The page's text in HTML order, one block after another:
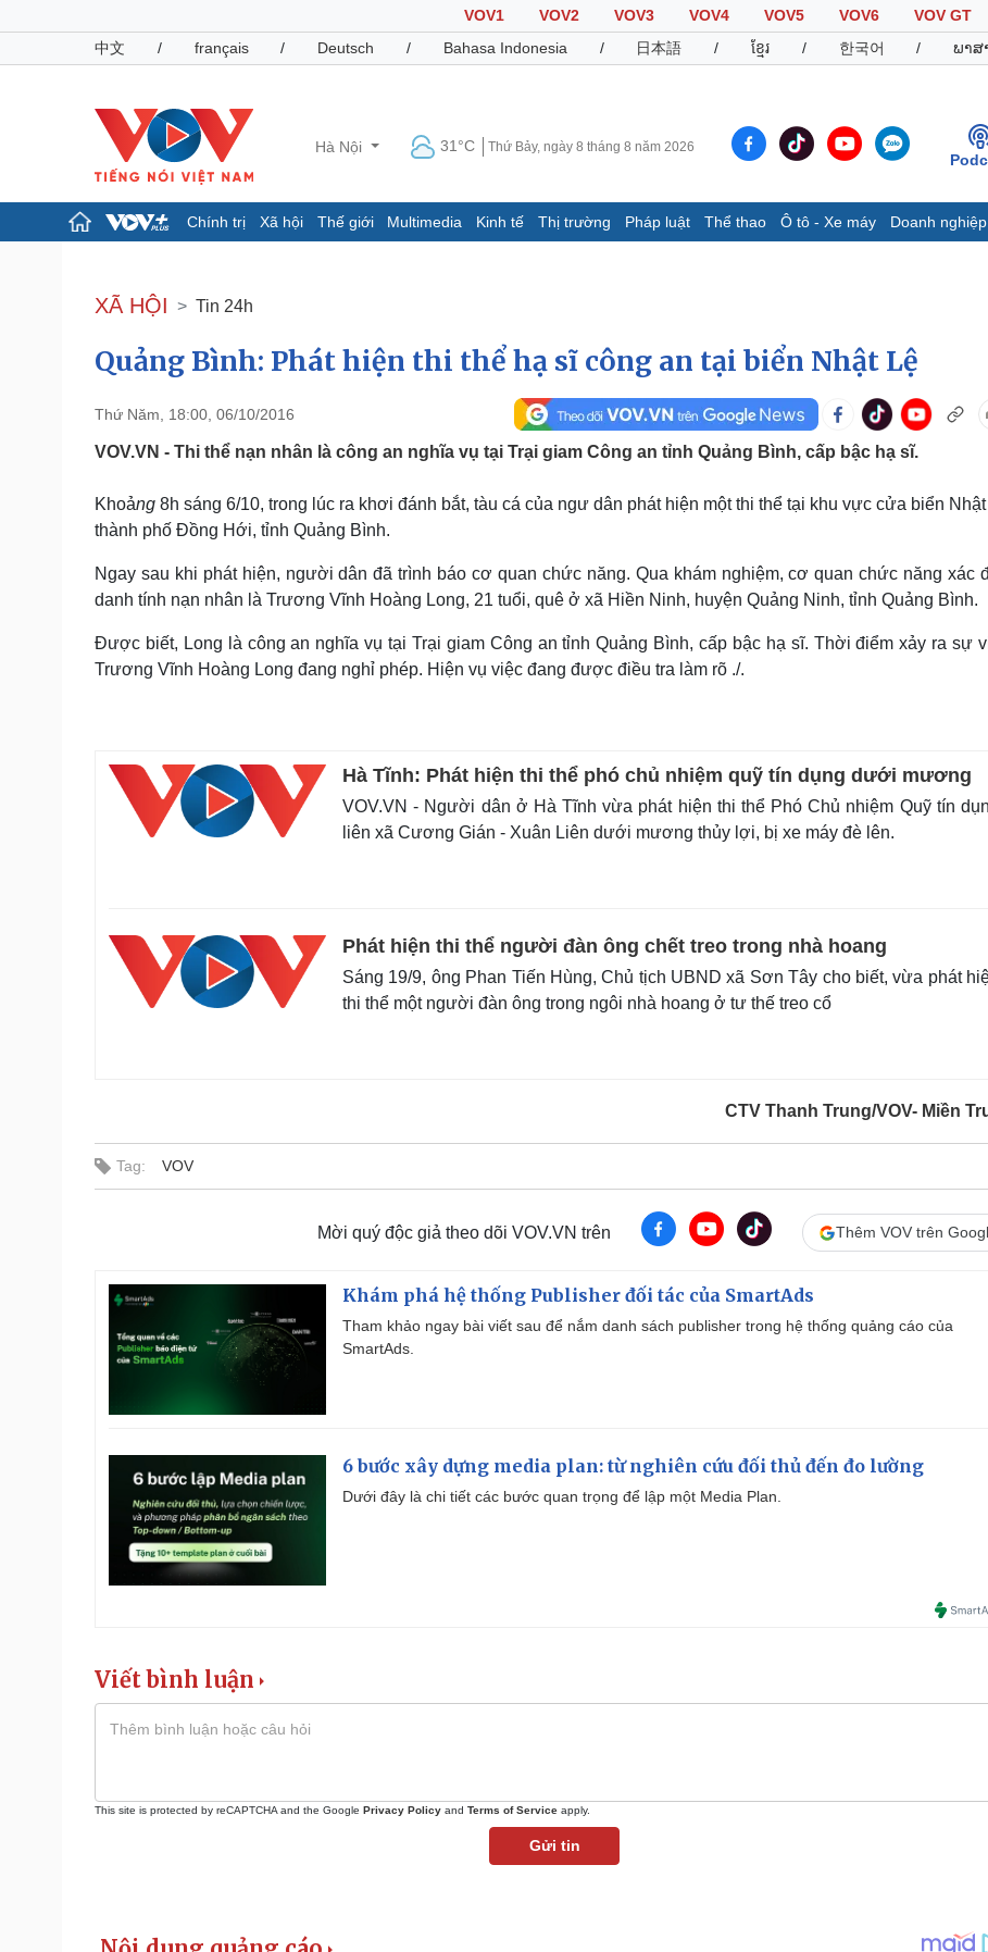
VOV1 VOV2 VOV3 VOV4 VOV5 VOV6
VOV GT
中文
/ français / Deutsch / Bahasa Indonesia / 日本語 / ខ្មែរ / 한국어 / ພາສ
Hà Nội 31°C Thứ Bảy, ngày 8 tháng 8 năm 2026
Chính trị Xã hội Thế giới Multimedia Kinh tế Thị trường Pháp luật Thể thao Ô tô - Xe máy Doanh nghiệp
Đảng
Tổ chức nhân sự
Nhận diện sự thật
Dấu ấn VOV
E-Magazine
Infographic
Pháp luật
Tin nóng
Tư vấn luật
Quân sự - Quốc phòng
Việt Nam
Phân tích
Thể thao
Lịch thi đấu bóng đá
Hậu trường
Ô tô - Xe máy
Xe máy
Sức khỏe
Dinh dưỡng - món ngon
Cây thuốc
Sản phụ khoa
Phòng mạch online
Ăn sạch sống khỏe
Đời sống
Nhà đẹp
Blog
Tình yêu - Gia đình
Văn hóa
Sân khấu - Điện ảnh
Âm nhạc
Giải trí
Nghệ sĩ
Thời trang
Du
Cải chính
XÃ HỘI Tin 24h
Quảng Bình: Phát hiện thi thể hạ sĩ công an tại biển Nhật Lệ
Thứ Năm, 18:00, 06/10/2016
VOV.VN - Thi thể nạn nhân là công an nghĩa vụ tại Trại giam Công an tỉnh Quảng Bình, cấp bậc hạ sĩ.
Khoảng 8h sáng 6/10, trong lúc ra khơi đánh bắt, tàu cá của ngư dân phát hiện một thi thể tại khu vực cửa biển Nhật
thành phố Đồng Hới, tỉnh Quảng Bình.
Ngay sau khi phát hiện, người dân đã trình báo cơ quan chức năng. Qua khám nghiệm, cơ quan chức năng xác
danh tính nạn nhân là Trương Vĩnh Hoàng Long, 21 tuổi, quê ở xã Hiền Ninh, huyện Quảng Ninh, tỉnh Quảng Bình.
Được biết, Long là công an nghĩa vụ tại Trại giam Công an tỉnh Quảng Bình, cấp bậc hạ sĩ. Thời điểm xảy ra sự
Trương Vĩnh Hoàng Long đang nghỉ phép. Hiện vụ việc đang được điều tra làm rõ ./.
Hà Tĩnh: Phát hiện thi thể phó chủ nhiệm quỹ tín dụng dưới mương
VOV.VN - Người dân ở Hà Tĩnh vừa phát hiện thi thể Phó Chủ nhiệm Quỹ tín
liên xã Cương Gián - Xuân Liên dưới mương thủy lợi, bị xe máy đè lên.
Phát hiện thi thể người đàn ông chết treo trong nhà hoang
Sáng 19/9, ông Phan Tiến Hùng, Chủ tịch UBND xã Sơn Tây cho biết, vừa phát
thi thể một người đàn ông trong ngôi nhà hoang ở tư thế treo cổ
CTV Thanh Trung/VOV- Miền
Tag: VOV
Mời quý độc giả theo dõi VOV.VN trên Thêm VOV trên
Khám phá hệ thống Publisher đối tác của SmartAds
Tham khảo ngay bài viết sau để nắm danh sách publisher trong hệ thống quảng cáo của
SmartAds.
6 bước xây dựng media plan: từ nghiên cứu đối thủ đến đo lường
Dưới đây là chi tiết các bước quan trọng để lập một Media Plan.
Viết bình luận
This site is protected by reCAPTCHA and the Google Privacy Policy and Terms of Service apply.
Gửi tin